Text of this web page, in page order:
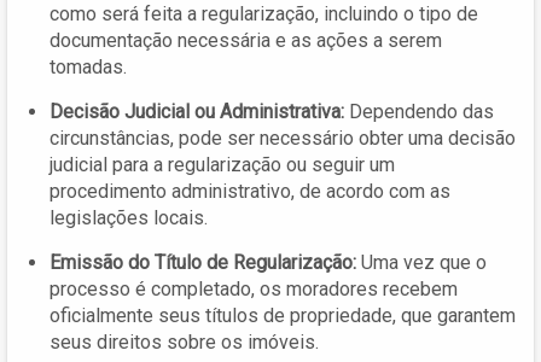
como será feita a regularização, incluindo o tipo de
documentação necessária e as ações a serem
tomadas.
Decisão Judicial ou Administrativa: Dependendo das
circunstâncias, pode ser necessário obter uma decisão
judicial para a regularização ou seguir um
procedimento administrativo, de acordo com as
legislações locais.
Emissão do Título de Regularização: Uma vez que o
processo é completado, os moradores recebem
oficialmente seus títulos de propriedade, que garantem
seus direitos sobre os imóveis.